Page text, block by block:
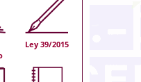
Ley 39/2015